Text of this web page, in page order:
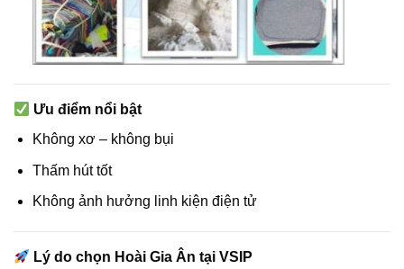
Ưu điểm nổi bật
Không xơ – không bụi
Thấm hút tốt
Không ảnh hưởng linh kiện điện tử
Lý do chọn Hoài Gia Ân tại VSIP